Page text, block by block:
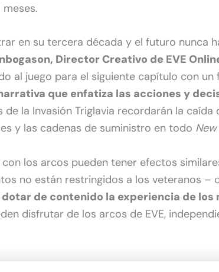
en su tercera década y el futuro nunca
Director Creativo de EVE
al juego para el siguiente capítulo con
que enfatiza las acciones y
de la Invasión Triglavia recordarán la caída
y las cadenas de suministro en todo
los arcos pueden tener efectos
no están restringidos a los veteranos –
de contenido la experiencia de los
disfrutar de los arcos de EVE,